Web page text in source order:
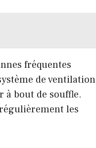
fréquentes
de ventilation
à bout de souffle.
les